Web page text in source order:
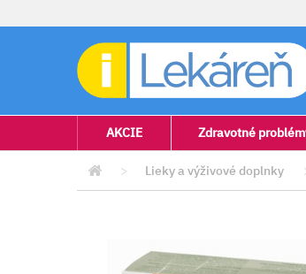
AKCIE Zdravotné
> Lieky a výživové doplnky